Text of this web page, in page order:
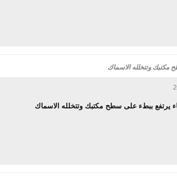
وتتخلله الاسماك
يرتفع ببطء على سطح مكتبك وتتخلله الاسماك